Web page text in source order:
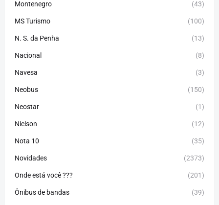
Montenegro (43)
MS Turismo (100)
N. S. da Penha (13)
Nacional (8)
Navesa (3)
Neobus (150)
Neostar (1)
Nielson (12)
Nota 10 (35)
Novidades (2373)
Onde está você ??? (201)
Ônibus de bandas (39)